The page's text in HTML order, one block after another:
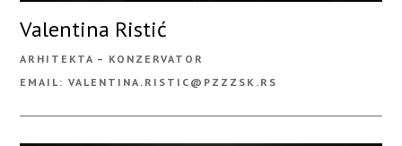
Valentina Ristić
ARHITEKTA – KONZERVATOR
EMAIL: VALENTINA.RISTIC@PZZZSK.RS